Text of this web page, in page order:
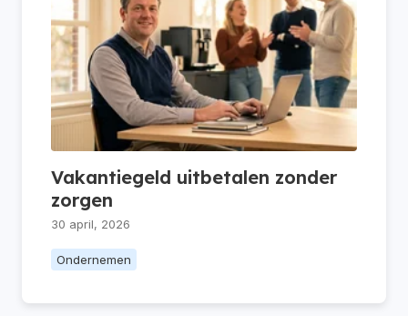
Vakantiegeld uitbetalen zonder
zorgen
30 april, 2026
Ondernemen